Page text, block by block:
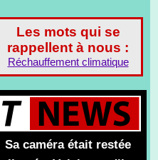
Les mots qui se
rappellent à nous :
Réchauffement climatique
Sa caméra était restée